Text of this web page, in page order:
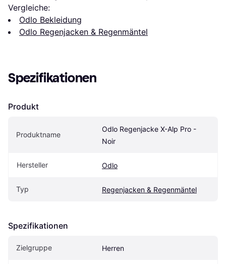
Vergleiche:
Odlo Bekleidung
Odlo Regenjacken & Regenmäntel
Spezifikationen
Produkt
Produktname
Odlo Regenjacke X-Alp Pro -
Noir
Hersteller Odlo
Typ Regenjacken & Regenmäntel
Spezifikationen
Zielgruppe Herren